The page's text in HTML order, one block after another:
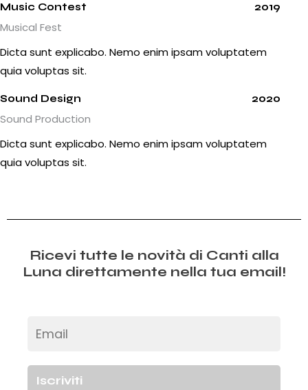
Music Contest 2019
Musical Fest
Dicta sunt explicabo. Nemo enim ipsam voluptatem
quia voluptas sit.
Sound Design 2020
Sound Production
Dicta sunt explicabo. Nemo enim ipsam voluptatem
quia voluptas sit.
Ricevi tutte le novità di Canti alla
Luna direttamente nella tua email!